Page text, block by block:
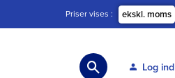
Priser vises ekskl. moms
Log ind